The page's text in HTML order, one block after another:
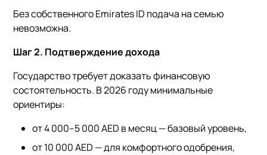
Без собственного Emirates ID подача на семью
невозможна.
Шаг 2. Подтверждение дохода
Государство требует доказать финансовую
состоятельность. В 2026 году минимальные
ориентиры:
от 4 000–5 000 AED в месяц — базовый уровень,
от 10 000 AED — для комфортного одобрения,